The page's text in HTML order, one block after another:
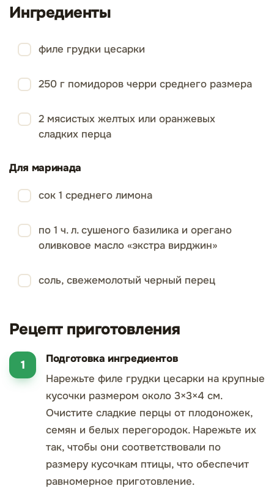
Ингредиенты
филе грудки цесарки
250 г помидоров черри среднего размера
2 мясистых желтых или оранжевых
сладких перца
Для маринада
сок 1 среднего лимона
по 1 ч. л. сушеного базилика и орегано
оливковое масло «экстра вирджин»
соль, свежемолотый черный перец
Рецепт приготовления
Подготовка ингредиентов
Нарежьте филе грудки цесарки на крупные
кусочки размером около 3×3×4 см.
Очистите сладкие перцы от плодоножек,
семян и белых перегородок. Нарежьте их
так, чтобы они соответствовали по
размеру кусочкам птицы, что обеспечит
равномерное приготовление.